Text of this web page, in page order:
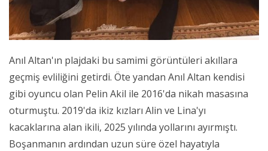
Anıl Altan'ın plajdaki bu samimi görüntüleri akıllara
geçmiş evliliğini getirdi. Öte yandan Anıl Altan kendisi
gibi oyuncu olan Pelin Akil ile 2016'da nikah masasına
oturmuştu. 2019'da ikiz kızları Alin ve Lina'yı
kacaklarına alan ikili, 2025 yılında yollarını ayırmıştı.
Boşanmanın ardından uzun süre özel hayatıyla